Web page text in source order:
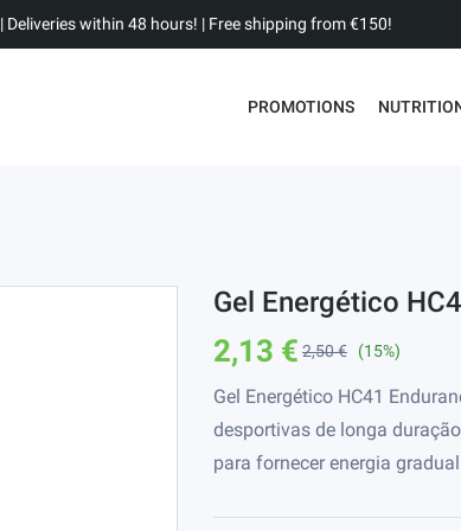
| Deliveries within 48 hours! | Free shipping from €150!
PROMOTIONS
Gel Energético
2,13 € 2,50 € (15%)
Gel Energético HC41
desportivas de longa
para fornecer energia